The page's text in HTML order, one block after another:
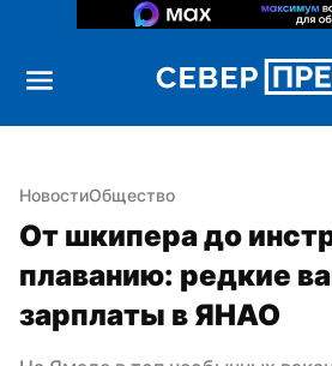
НовостиОбщество
От шкипера до
плаванию: редкие
зарплаты в ЯНАО